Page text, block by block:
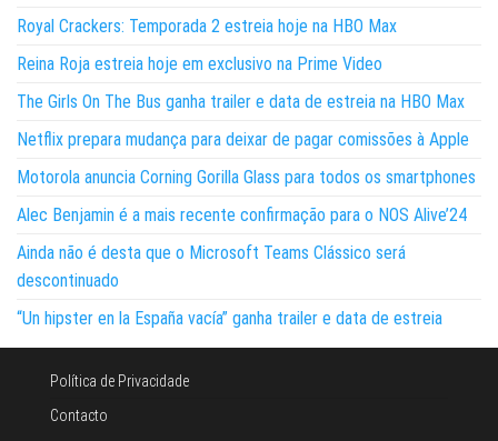
Royal Crackers: Temporada 2 estreia hoje na HBO Max
Reina Roja estreia hoje em exclusivo na Prime Video
The Girls On The Bus ganha trailer e data de estreia na HBO Max
Netflix prepara mudança para deixar de pagar comissões à Apple
Motorola anuncia Corning Gorilla Glass para todos os smartphones
Alec Benjamin é a mais recente confirmação para o NOS Alive’24
Ainda não é desta que o Microsoft Teams Clássico será
descontinuado
“Un hipster en la España vacía” ganha trailer e data de estreia
Política de Privacidade
Contacto